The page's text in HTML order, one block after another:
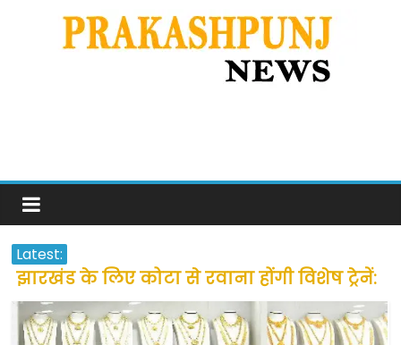
Latest:
झारखंड के लिए कोटा से रवाना होंगी विशेष ट्रेनें:
सीएम हेमंत सोरेन
उत्तराखंड के अन्य राज्यों में फंसे लोगों की जल्द